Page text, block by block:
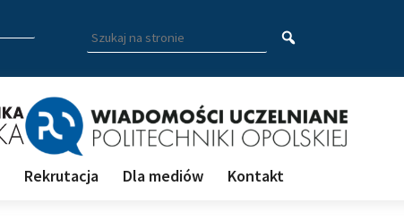
nazwiska bądź imię pracownika aby wyszukać
Wpisz
szukaną
frazę
wyszukać
na
Rekrutacja Dla mediów Kontakt